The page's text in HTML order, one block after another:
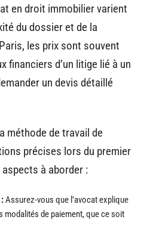
en droit immobilier varient
du dossier et de la
les prix sont souvent
financiers d’un litige lié à un
un devis détaillé
méthode de travail de
précises lors du premier
à aborder :
Assurez-vous que l’avocat explique
de paiement, que ce soit